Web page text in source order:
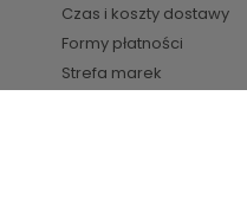
Czas i koszty dostawy
Formy płatności
Strefa marek